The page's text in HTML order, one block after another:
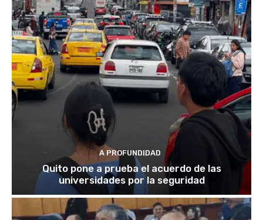
A PROFUNDIDAD
Quito pone a prueba el acuerdo de las
universidades por la seguridad